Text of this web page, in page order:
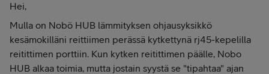
Hei,
Mulla on Nobö HUB lämmityksen ohjausyksikkö
kesämokilläni reittiimen perässä kytkettynä rj45-kepelilla
reitittimen porttiin. Kun kytken reitittimen päälle, Nobo
HUB alkaa toimia, mutta jostain syystä se "tipahtaa" ajan